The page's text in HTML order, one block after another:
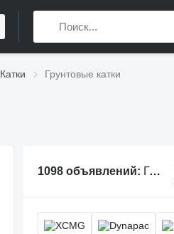
Катки Грунтовые катки
1098 объявлений: Грунтовые катки, каток грунтовый